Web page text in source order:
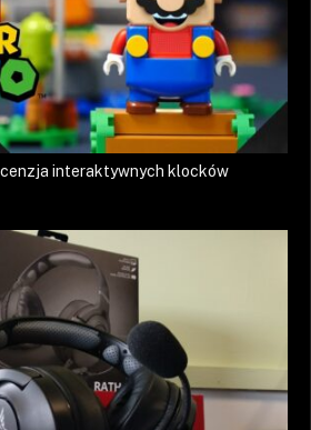
interaktywnych klocków